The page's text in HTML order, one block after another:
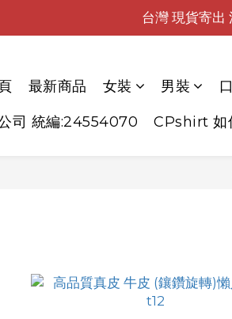
台灣 現貨寄出
最新商品 女裝 男裝
司 統編:24554070 CPshirt 如